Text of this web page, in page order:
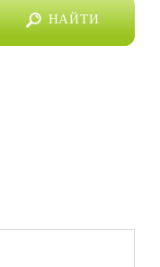
НАЙТИ